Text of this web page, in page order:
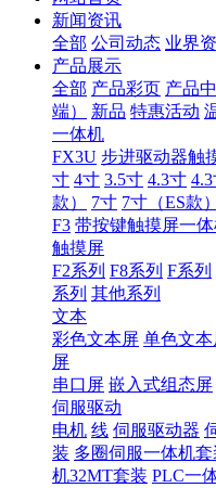
新闻资讯
全部 公司动态 业界
产品展示
全部 产品彩页 产品
端）
新品 特惠活动
一体机
FX3U 步进驱动器触
寸 4寸 3.5寸 4.3寸 4.3
款）
7寸 7寸（ES款）
F3 带按键触摸屏一
触摸屏
F2系列 F8系列 F系列
系列 其他系列
文本
彩色文本屏 单色文本
屏
串口屏 嵌入式组态屏
伺服驱动
电机 线 伺服驱动器
装 多圈伺服一体机套
机32MT套装 PLC一